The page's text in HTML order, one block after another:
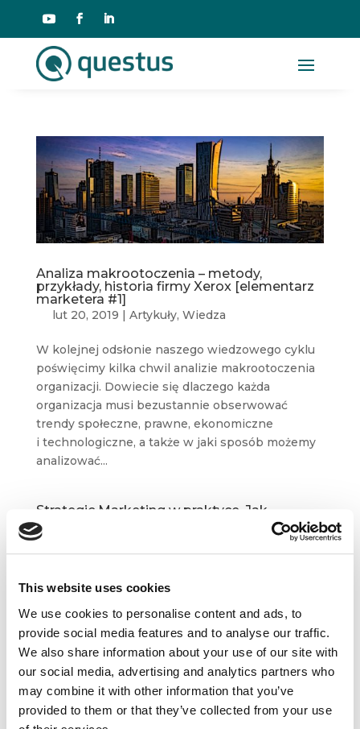
This website uses cookies
We use cookies to personalise content and ads, to
provide social media features and to analyse our traffic.
We also share information about your use of our site with
our social media, advertising and analytics partners who
may combine it with other information that you’ve
provided to them or that they’ve collected from your use
Analiza makrootoczenia – metody,
przykłady, historia firmy Xerox [elementarz
marketera #1]
lut 20, 2019 | Artykuły, Wiedza
W kolejnej odsłonie naszego wiedzowego cyklu
poświęcimy kilka chwil analizie makrootoczenia
organizacji. Dowiecie się dlaczego każda
organizacja musi bezustannie obserwować
trendy społeczne, prawne, ekonomiczne
i technologiczne, a także w jaki sposób możemy
analizować...
Strategic Marketing w praktyce. Jak
sprawnie przeprowadzić audyt
marketingowy?
paź 31, 2018|Artykuły,Wiedza
Jak w pędzie codziennej pracy sprostać zadaniu,
dogłębnie, a z drugiej strony szybko i sprawnie?
Są na to dwa sposoby: nadanie audytowi
struktury i gromadzenie danych w sposób ciągły.
Audyt marketingowy to nic...